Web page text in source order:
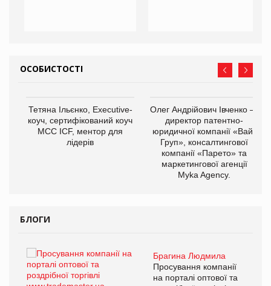
ОСОБИСТОСТІ
Тетяна Ільєнко, Executive-
коуч, сертифікований коуч
МСС ICF, ментор для
лідерів
Олег Андрійович Івченко —
директор патентно-
юридичної компанії «Вайз
Груп», консалтингової
компанії «Парето» та
маркетингової агенції
Myka Agency.
БЛОГИ
Брагина Людмила
Просування компанії
на порталі оптової та